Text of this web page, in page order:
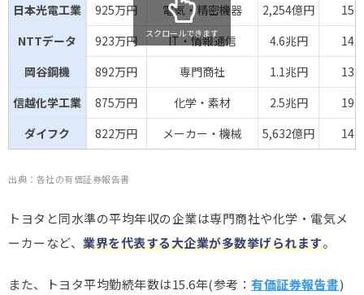
日本光電工業
925万円 電気・精密機器 2,254億円
NTTデータ
923万円 IT・情報通信 4.6兆円
岡谷鋼機
892万円 専門商社 1.1兆円
信越化学工業
875万円 化学・素材 2.5兆円
ダイフク
822万円 メーカー・機械 5,632億円
スクロールできます
出典：各社の有価証券報告書
トヨタと同水準の平均年収の企業は専門商社や化学・電気メ
ーカーなど、 業界を代表する大企業が多数挙げられます。
また、トヨタ平均勤続年数は15.6年(参考： 有価証券報告書)